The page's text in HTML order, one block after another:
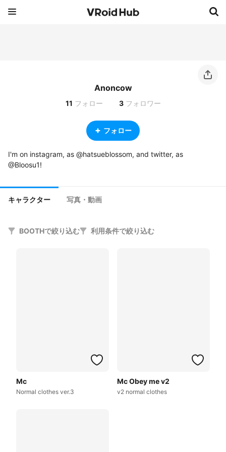
Anoncow
11 フォロー 3 フォロワー
フォロー
I'm on instagram, as @hatsueblossom, and twitter, as
@Bloosu1!
キャラクター 写真・動画
BOOTHで絞り込む 利用条件で絞り込む
Mc
Normal clothes ver.3
Mc Obey me v2
v2 normal clothes